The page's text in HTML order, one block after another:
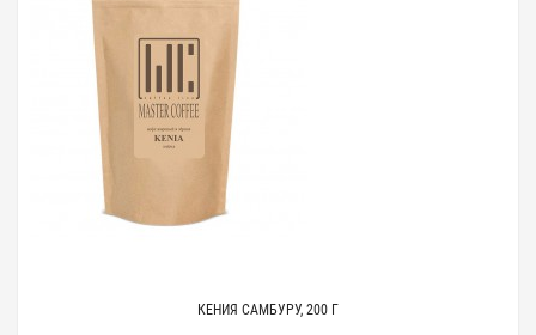
Наконец, поставляемый вам кофе будет в
упаковке с фирменным брендом вашей
компании, то есть приготовленным именно для
вашего заведения.
Преимущества сотрудничества с нами очевидны.
Для нас не существует ограничений по объемам.
Любой ваш заказ будет выполнен в желаемые
Чем больше количество заказанного кофе, тем
Наши цены одни из самых доступных на рынке
КЕНИЯ САМБУРУ, 200 Г